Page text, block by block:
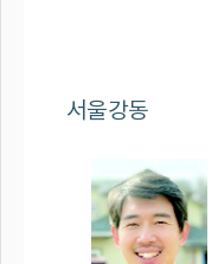
서울강동